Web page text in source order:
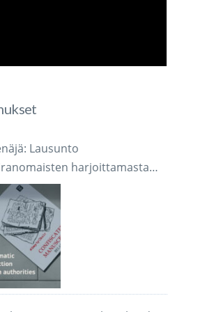
Lausunto
harjoittamasta
käsikirjoitusten
ja tuhoamisesta